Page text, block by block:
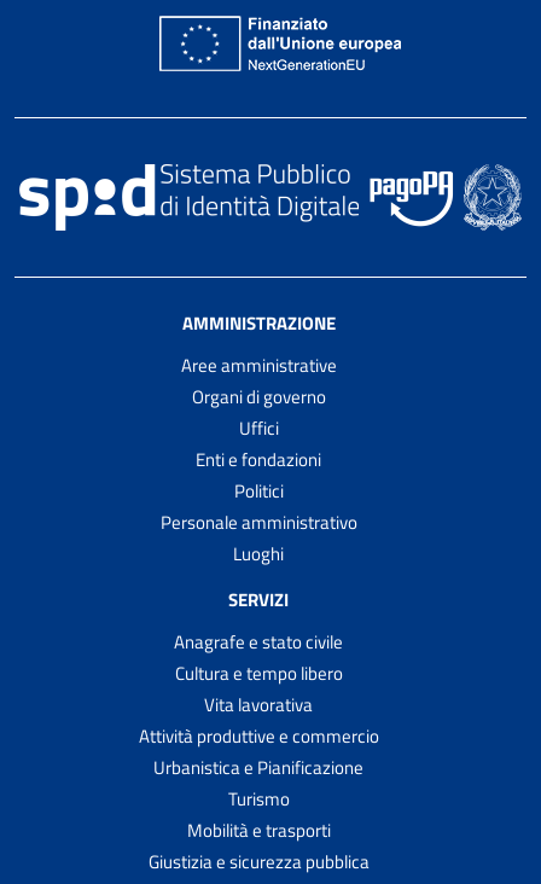
AMMINISTRAZIONE
Aree amministrative
Organi di governo
Uffici
Enti e fondazioni
Politici
Personale amministrativo
Luoghi
SERVIZI
Anagrafe e stato civile
Cultura e tempo libero
Vita lavorativa
Attività produttive e commercio
Urbanistica e Pianificazione
Turismo
Mobilità e trasporti
Giustizia e sicurezza pubblica